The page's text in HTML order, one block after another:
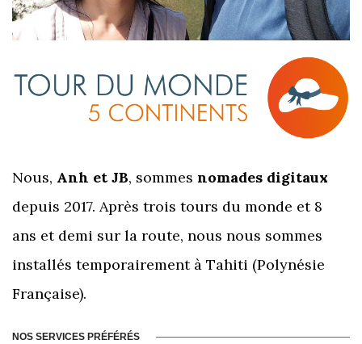
Nous, Anh et JB, sommes nomades digitaux
depuis 2017. Après trois tours du monde et 8
ans et demi sur la route, nous nous sommes
installés temporairement à Tahiti (Polynésie
Française).
NOS SERVICES PRÉFÉRÉS